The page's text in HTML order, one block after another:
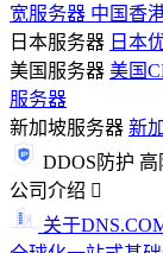
宽服务器 中国香
日本服务器 日本
美国服务器 美国
服务器
新加坡服务器 新
DDOS防护 高
公司介绍
关于